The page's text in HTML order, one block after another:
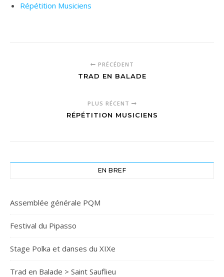
Répétition Musiciens
PRÉCÉDENT
TRAD EN BALADE
PLUS RÉCENT
RÉPÉTITION MUSICIENS
EN BREF
Assemblée générale PQM
Festival du Pipasso
Stage Polka et danses du XIXe
Trad en Balade > Saint Sauflieu